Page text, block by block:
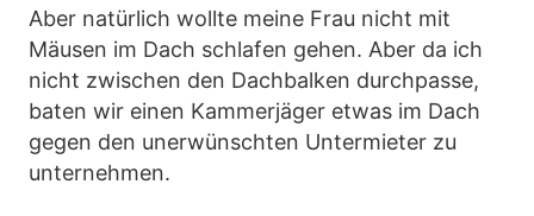
Aber natürlich wollte meine Frau nicht mit
Mäusen im Dach schlafen gehen. Aber da ich
nicht zwischen den Dachbalken durchpasse,
baten wir einen Kammerjäger etwas im Dach
gegen den unerwünschten Untermieter zu
unternehmen.